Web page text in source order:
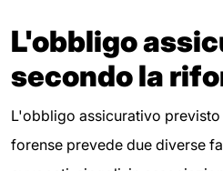
L'obbligo
secondo la
L'obbligo assicurativo
forense prevede due diverse